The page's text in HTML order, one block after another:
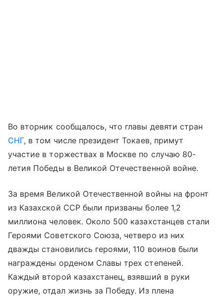
Во вторник сообщалось, что главы девяти стран
СНГ, в том числе президент Токаев, примут
участие в торжествах в Москве по случаю 80-
летия Победы в Великой Отечественной войне.
За время Великой Отечественной войны на фронт
из Казахской ССР были призваны более 1,2
миллиона человек. Около 500 казахстанцев стали
Героями Советского Союза, четверо из них
дважды становились героями, 110 воинов были
награждены орденом Славы трех степеней.
Каждый второй казахстанец, взявший в руки
оружие, отдал жизнь за Победу. Из плена